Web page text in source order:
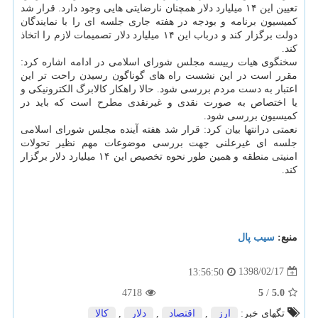
تعیین این ۱۴ میلیارد دلار همچنان نارضایتی هایی وجود دارد. قرار شد
كمیسیون برنامه و بودجه در هفته جاری جلسه ای را با نمایندگان
دولت برگزار كند و درباب این ۱۴ میلیارد دلار تصمیمات لازم را اتخاذ
كند.
سخنگوی هیات رییسه مجلس شورای اسلامی در ادامه اشاره كرد:
مقرر است در این نشست راه های گوناگون رسیدن راحت تر این
اعتبار به دست مردم بررسی شود. حالا راهكار كالابرگ الكترونیكی و
یا اختصاص به صورت نقدی و غیرنقدی مطرح است كه باید در
كمیسیون بررسی شود.
نعمتی درانتها بیان كرد: قرار شد هفته آینده مجلس شورای اسلامی
جلسه ای غیرعلنی جهت بررسی موضوعات مهم نظیر تحولات
امنیتی منطقه و همین طور نحوه تخصیص این ۱۴ میلیارد دلار برگزار
كند.
منبع: سیب پال
1398/02/17
13:56:50
5.0
/
5
4718
تگهای خبر:
ارز اقتصاد دلار كالا